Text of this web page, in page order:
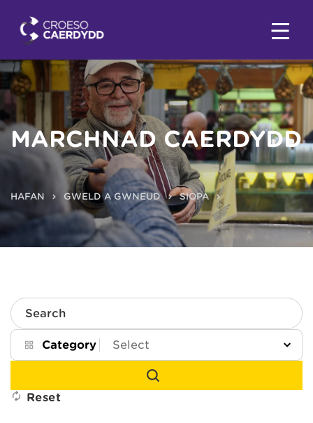
MARCHNAD CAERDYDD
HAFAN GWELD A GWNEUD SIOPA
Search
Category
Reset